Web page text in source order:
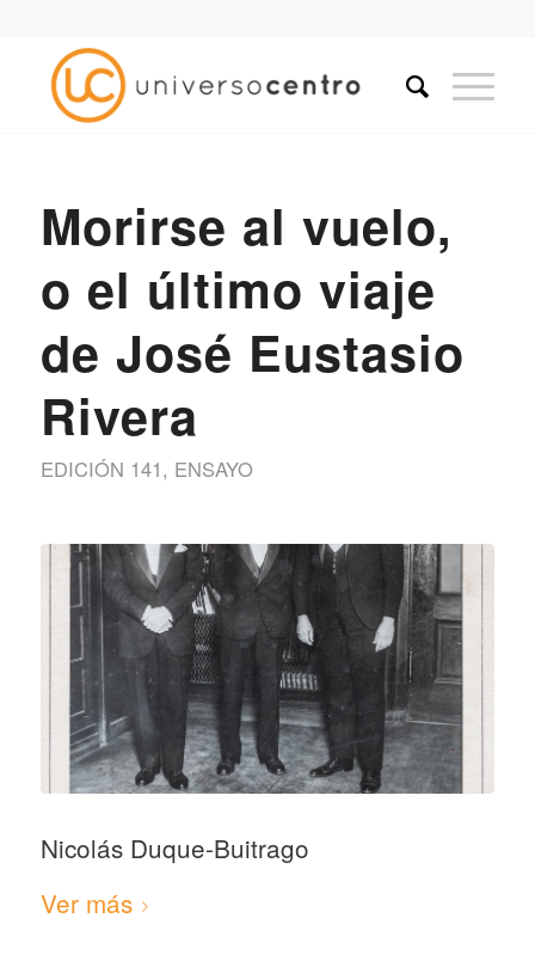
Morirse al vuelo,
o el último viaje
de José Eustasio
Rivera
EDICIÓN 141, ENSAYO
Nicolás Duque-Buitrago
Ver más